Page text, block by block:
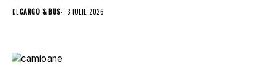
DECARGO & BUS 3 IULIE 2026